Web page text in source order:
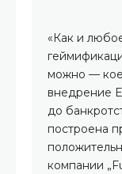
«Как и
можно —
внедрение
до
построена
компании